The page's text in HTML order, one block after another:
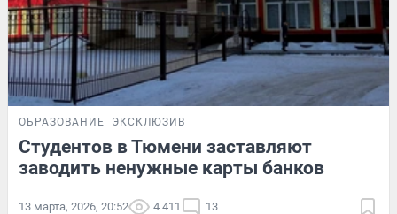
ОБРАЗОВАНИЕ ЭКСКЛЮЗИВ
Студентов в Тюмени заставляют
заводить ненужные карты банков
13 марта, 2026, 20:52 4 411 13